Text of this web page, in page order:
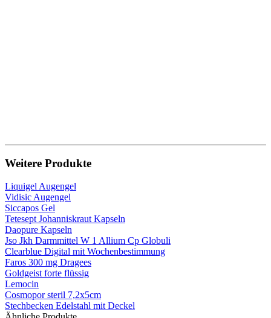
Weitere Produkte
Liquigel Augengel
Vidisic Augengel
Siccapos Gel
Tetesept Johanniskraut Kapseln
Daopure Kapseln
Jso Jkh Darmmittel W 1 Allium Cp Globuli
Clearblue Digital mit Wochenbestimmung
Faros 300 mg Dragees
Goldgeist forte flüssig
Lemocin
Cosmopor steril 7,2x5cm
Stechbecken Edelstahl mit Deckel